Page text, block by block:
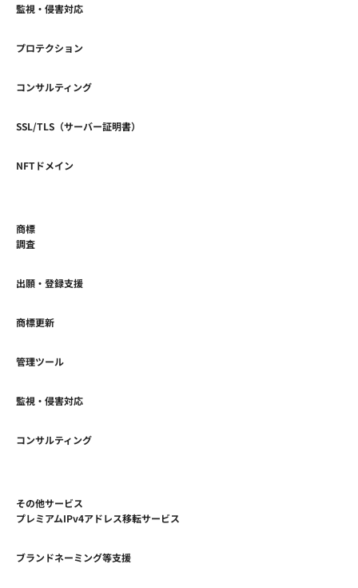
監視・侵害対応
プロテクション
コンサルティング
SSL/TLS（サーバー証明書）
NFTドメイン
商標
調査
出願・登録支援
商標更新
管理ツール
監視・侵害対応
コンサルティング
その他サービス
プレミアムIPv4アドレス移転サービス
ブランドネーミング等支援